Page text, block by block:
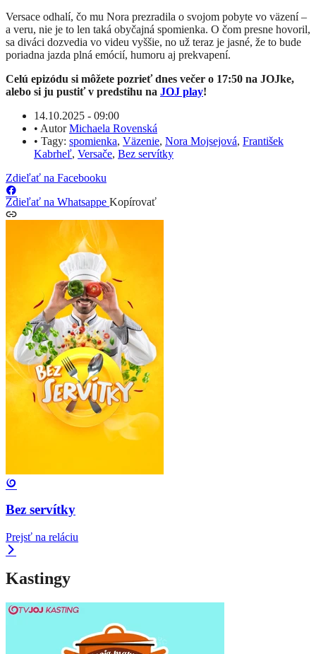
Versace odhalí, čo mu Nora prezradila o svojom pobyte vo väzení –
a veru, nie je to len taká obyčajná spomienka. O čom presne hovoril,
sa diváci dozvedia vo videu vyššie, no už teraz je jasné, že to bude
poriadna jazda plná emócií, humoru aj prekvapení.
Celú epizódu si môžete pozrieť dnes večer o 17:50 na JOJke,
alebo si ju pustiť v predstihu na JOJ play!
14.10.2025 - 09:00
• AutorMichaela Rovenská
• Tagy: spomienka, Väzenie, Nora Mojsejová, František
Kabrheľ, Versače, Bez servítky
Zdieľať na Facebooku
Zdieľať na Whatsappe Kopírovať
Bez servítky
Prejsť na reláciu
Kastingy